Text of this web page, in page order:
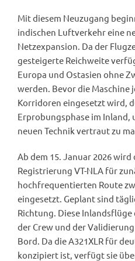
Mit diesem Neuzugang
indischen Luftverkehr eine
Netzexpansion. Da der
gesteigerte Reichweite
Europa und Ostasien ohne
werden. Bevor die
Korridoren eingesetzt wird,
Erprobungsphase im Inland,
neuen Technik vertraut zu
Ab dem 15. Januar 2026
Registrierung VT-NLA für
hochfrequentierten Route
eingesetzt. Geplant sind
Richtung. Diese
der Crew und der
Bord. Da die A321XLR für
konzipiert ist, verfügt sie